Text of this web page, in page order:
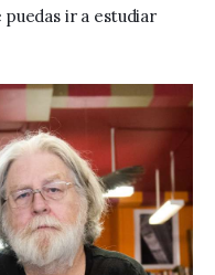
ir a estudiar